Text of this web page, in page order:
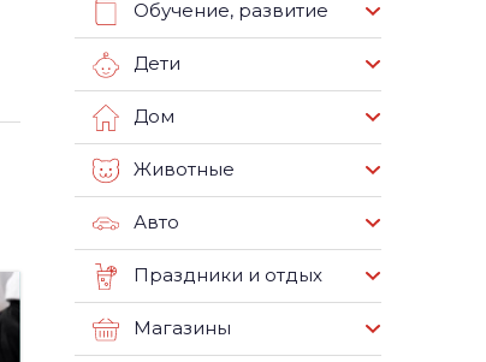
Обучение, развитие
Дети
Дом
Животные
Авто
Праздники и отдых
Магазины